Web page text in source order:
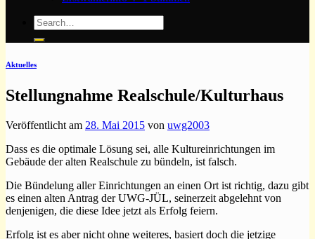
Aktuelles
Stellungnahme Realschule/Kulturhaus
Veröffentlicht am 28. Mai 2015 von uwg2003
Dass es die optimale Lösung sei, alle Kultureinrichtungen im
Gebäude der alten Realschule zu bündeln, ist falsch.
Die Bündelung aller Einrichtungen an einen Ort ist richtig, dazu gibt
es einen alten Antrag der UWG-JÜL, seinerzeit abgelehnt von
denjenigen, die diese Idee jetzt als Erfolg feiern.
Erfolg ist es aber nicht ohne weiteres, basiert doch die jetzige